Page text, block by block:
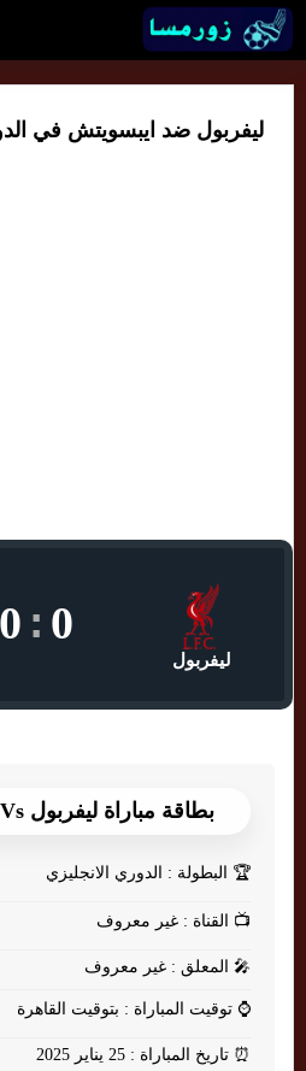
ليفربول ضد ايبسويتش في الدوري
ليفربول
0
:
0
بطاقة مباراة ليفربول Vs ايبسويتش
🏆 البطولة : الدوري الانجليزي
📺 القناة : غير معروف
🎤 المعلق : غير معروف
⌚ توقيت المباراة : بتوقيت القاهرة
⏰ تاريخ المباراة : 25 يناير 2025